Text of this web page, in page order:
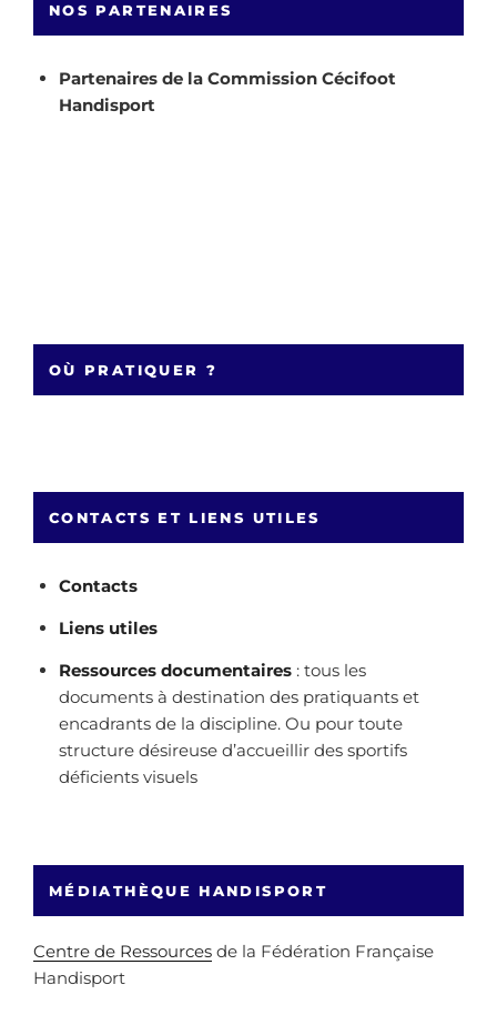
NOS PARTENAIRES
Partenaires de la Commission Cécifoot
Handisport
OÙ PRATIQUER ?
CONTACTS ET LIENS UTILES
Contacts
Liens utiles
Ressources documentaires : tous les
documents à destination des pratiquants et
encadrants de la discipline. Ou pour toute
structure désireuse d’accueillir des sportifs
déficients visuels
MÉDIATHÈQUE HANDISPORT
Centre de Ressources de la Fédération Française
Handisport